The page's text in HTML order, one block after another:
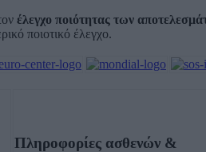
έλεγχο ποιότητας των
ποιοτικό έλεγχο.
Πληροφορίες ασθενών &